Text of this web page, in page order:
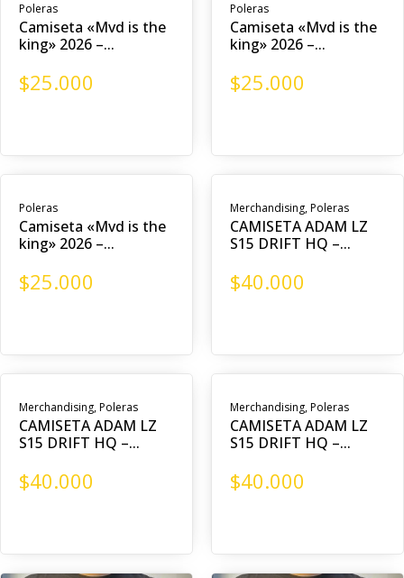
Poleras
Camiseta «Mvd is the
king» 2026 –...
$25.000
Poleras
Camiseta «Mvd is the
king» 2026 –...
$25.000
Poleras
Camiseta «Mvd is the
king» 2026 –...
$25.000
Merchandising,Poleras
CAMISETA ADAM LZ
S15 DRIFT HQ –...
$40.000
Merchandising,Poleras
CAMISETA ADAM LZ
S15 DRIFT HQ –...
$40.000
Merchandising,Poleras
CAMISETA ADAM LZ
S15 DRIFT HQ –...
$40.000